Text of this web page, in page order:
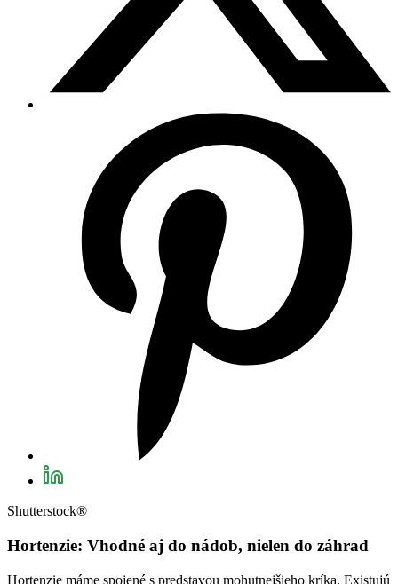
Shutterstock®
Hortenzie: Vhodné aj do nádob, nielen do záhrad
Hortenzie máme spojené s predstavou mohutnejšieho kríka. Existujú